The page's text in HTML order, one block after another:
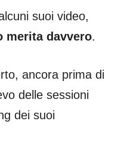
suoi video,
merita davvero.
ancora prima di
delle sessioni
dei suoi